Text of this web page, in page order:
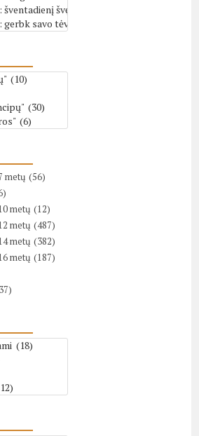
metų (56)
metų (12)
metų (487)
metų (382)
metų (187)